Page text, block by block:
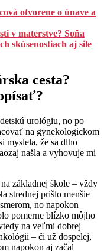
otvorene o únave a
v materstve? Soňa
skúsenostiach aj sile
cesta?
urológiu, no po
na gynekologickom
myslela, že sa dlho
našla a vyhovuje mi
základnej škole – vždy
strednej prišlo menšie
no napokon
pomerne blízko môjho
na veľmi dobrej
– či už dospelej,
napokon aj začal